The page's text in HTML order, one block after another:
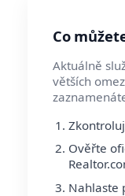
Co
Aktuálně
větších
Ověřte
Nahlaste